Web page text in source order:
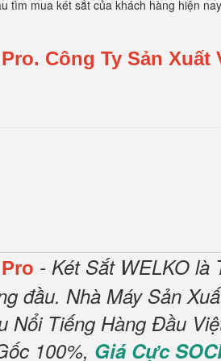
mua két sắt của khách hàng hiện
Công Ty Sản Xuất
- Két Sắt WELKO là
đầu. Nhà Máy Sản
Tiếng Hàng Đầu
100%, Giá Cực